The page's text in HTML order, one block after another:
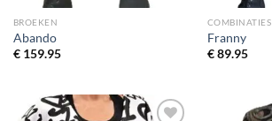
BROEKEN
Abando
€159.95
COMBINATIES
Franny
€89.95